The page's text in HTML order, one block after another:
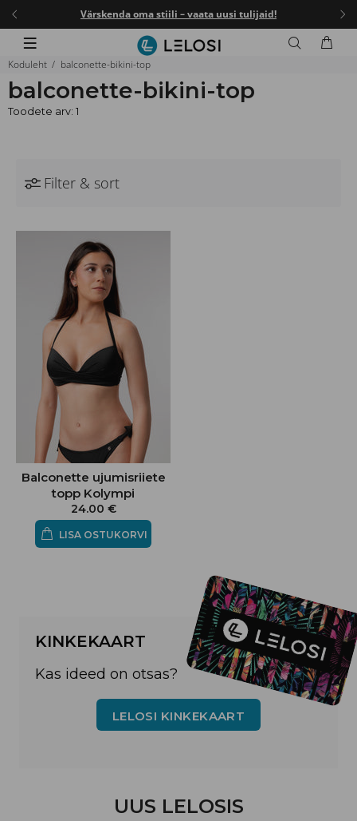
. Värskenda oma stiili – vaata uusi tulijaid! -
Koduleht balconette-bikini-top
balconette-bikini-top
Toodete arv: 1
Filter & sort
Balconette ujumisriiete
topp Kolympi
24.00 €
LISA OSTUKORVI
KINKEKAART
Kas ideed on otsas?
LELOSI KINKEKAART
UUS LELOSIS